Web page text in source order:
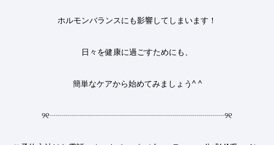
ホルモンバランスにも影響してしまいます ！
日々を健康に過ごすためにも、
簡単なケアから始めてみましょう ^ ^
୨୧┈┈┈┈┈┈┈┈┈┈┈┈┈┈┈┈┈┈┈┈┈┈୨୧